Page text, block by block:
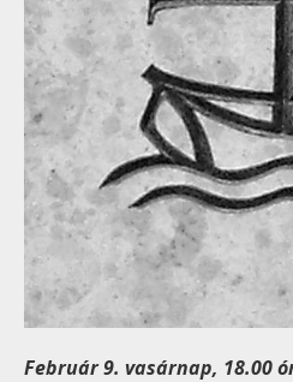
Február 9. vasárnap, 18.00